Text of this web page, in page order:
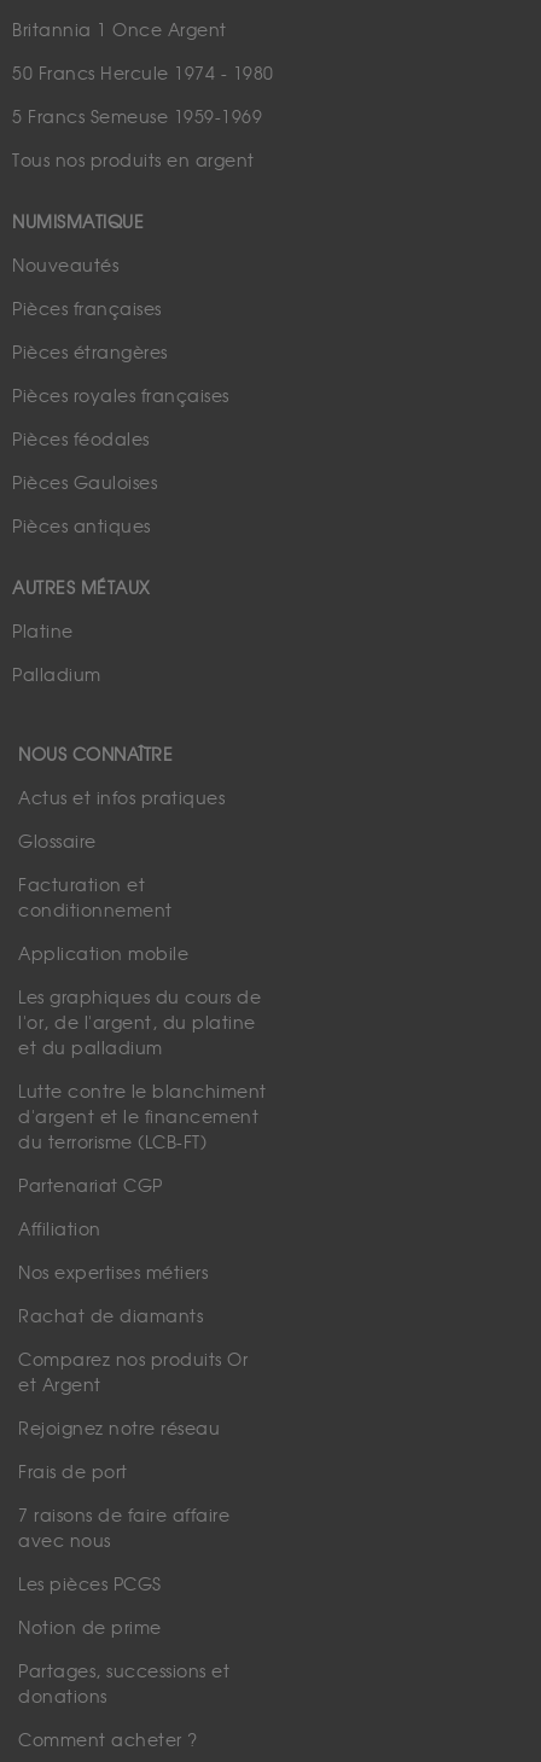
Britannia 1 Once Argent
50 Francs Hercule 1974 - 1980
5 Francs Semeuse 1959-1969
Tous nos produits en argent
NUMISMATIQUE
Nouveautés
Pièces françaises
Pièces étrangères
Pièces royales françaises
Pièces féodales
Pièces Gauloises
Pièces antiques
AUTRES MÉTAUX
Platine
Palladium
NOUS CONNAÎTRE
Actus et infos pratiques
Glossaire
Facturation et
conditionnement
Application mobile
Les graphiques du cours de
l'or, de l'argent, du platine
et du palladium
Lutte contre le blanchiment
d'argent et le financement
du terrorisme (LCB-FT)
Partenariat CGP
Affiliation
Nos expertises métiers
Rachat de diamants
Comparez nos produits Or
et Argent
Rejoignez notre réseau
Frais de port
7 raisons de faire affaire
avec nous
Les pièces PCGS
Notion de prime
Partages, successions et
donations
Comment acheter ?